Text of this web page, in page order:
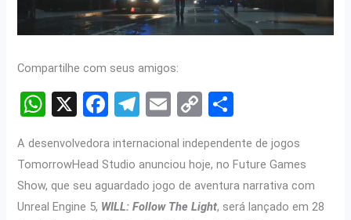
Compartilhe com seus amigos:
W
at
s
A
X
F
ce
b
o
T
e
gr
a
E
ail
C
py
Li
n
ar
e
A desenvolvedora internacional independente de jogos
TomorrowHead Studio anunciou hoje, no Future Games
Show, que seu aguardado jogo de aventura narrativa com
Unreal Engine 5, WILL: Follow The Light, será lançado em 28